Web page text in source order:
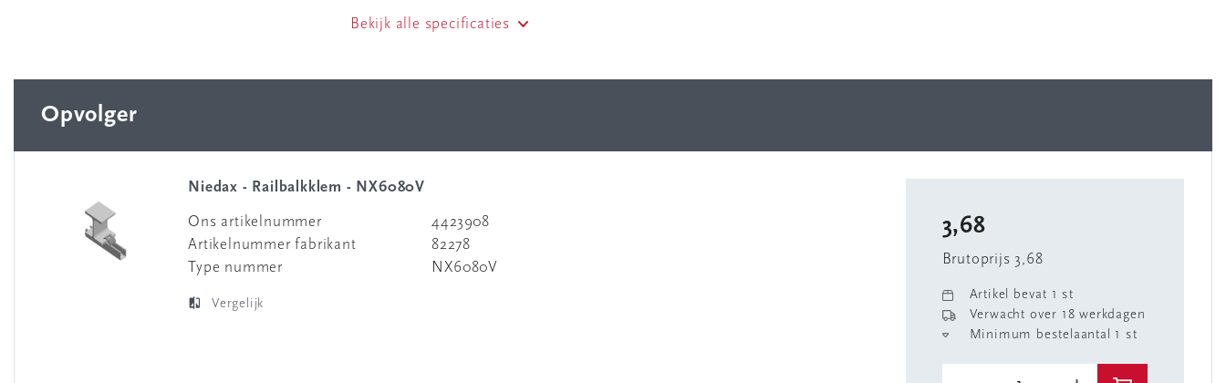
Bekijk alle specificaties
Opvolger
Niedax - Railbalkklem - NX6080V
Ons artikelnummer
4423908
Artikelnummer fabrikant
82278
Type nummer
NX6080V
Vergelijk
3,68
Brutoprijs 3,68
Artikel bevat 1 st
Verwacht over 18 werkdagen
Minimum bestelaantal 1 st